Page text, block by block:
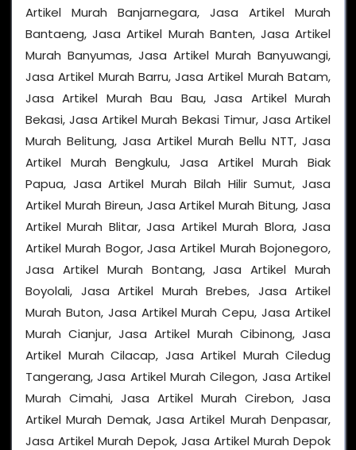
Artikel Murah Banjarnegara, Jasa Artikel Murah
Bantaeng, Jasa Artikel Murah Banten, Jasa Artikel
Murah Banyumas, Jasa Artikel Murah Banyuwangi,
Jasa Artikel Murah Barru, Jasa Artikel Murah Batam,
Jasa Artikel Murah Bau Bau, Jasa Artikel Murah
Bekasi, Jasa Artikel Murah Bekasi Timur, Jasa Artikel
Murah Belitung, Jasa Artikel Murah Bellu NTT, Jasa
Artikel Murah Bengkulu, Jasa Artikel Murah Biak
Papua, Jasa Artikel Murah Bilah Hilir Sumut, Jasa
Artikel Murah Bireun, Jasa Artikel Murah Bitung, Jasa
Artikel Murah Blitar, Jasa Artikel Murah Blora, Jasa
Artikel Murah Bogor, Jasa Artikel Murah Bojonegoro,
Jasa Artikel Murah Bontang, Jasa Artikel Murah
Boyolali, Jasa Artikel Murah Brebes, Jasa Artikel
Murah Buton, Jasa Artikel Murah Cepu, Jasa Artikel
Murah Cianjur, Jasa Artikel Murah Cibinong, Jasa
Artikel Murah Cilacap, Jasa Artikel Murah Ciledug
Tangerang, Jasa Artikel Murah Cilegon, Jasa Artikel
Murah Cimahi, Jasa Artikel Murah Cirebon, Jasa
Artikel Murah Demak, Jasa Artikel Murah Denpasar,
Jasa Artikel Murah Depok, Jasa Artikel Murah Depok